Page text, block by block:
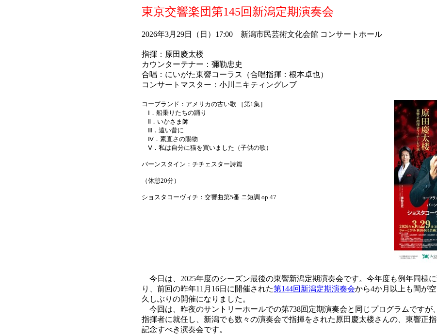
東京交響楽団第145回新潟定期演奏会
2026年3月29日（日）17:00 新潟市民芸術文化会館 コンサートホール
指揮：原田慶太楼
カウンターテナー：彌勒忠史
合唱：にいがた東響コーラス（合唱指揮：根本卓也）
コンサートマスター：小川ニキティングレブ
コープランド：アメリカの古い歌 ［第1集］
Ⅰ．船乗りたちの踊り
Ⅱ．いかさま師
Ⅲ．遠い昔に
Ⅳ．素直さの賜物
Ⅴ．私は自分に猫を買いました（子供の歌）
バーンスタイン：チチェスター詩篇
（休憩20分）
ショスタコーヴィチ：交響曲第5番 ニ短調 op.47
今日は、2025年度のシーズン最後の東響新潟定期演奏会です。今年度も例年同様
り、前回の昨年11月16日に開催された第144回新潟定期演奏会から4か月以上も間が
久しぶりの開催になりました。
今回は、昨夜のサントリーホールでの第738回定期演奏会と同じプログラムですが
指揮者に就任し、新潟でも数々の演奏会で指揮をされた原田慶太楼さんの、東響正
記念すべき演奏会です。